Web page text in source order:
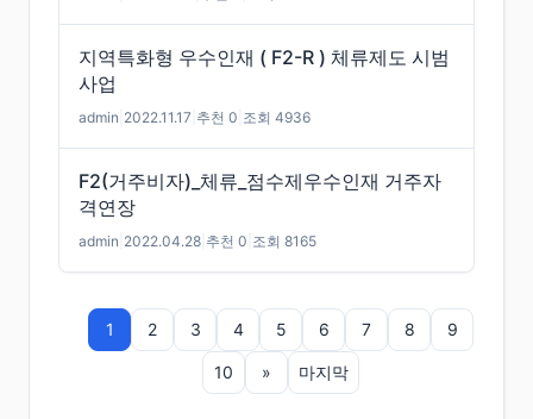
지역특화형 우수인재 ( F2-R ) 체류제도 시범
사업
admin 2022.11.17 추천 0 조회 4936
F2(거주비자)_체류_점수제우수인재 거주자
격연장
admin 2022.04.28 추천 0 조회 8165
1 2 3 4 5 6 7 8 9
10 » 마지막